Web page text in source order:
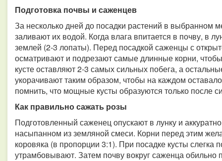
Подготовка почвы и саженцев
За несколько дней до посадки растений в выбранном
заливают их водой. Когда влага впитается в почву, в
землей (2-3 лопаты). Перед посадкой саженцы с
осматривают и подрезают самые длинные корни,
кусте оставляют 2-3 самых сильных побега, а
укорачивают таким образом, чтобы на каждом
помнить, что мощные кусты образуются только после
Как правильно сажать розы
Подготовленный саженец опускают в лунку и
насыпанном из земляной смеси. Корни перед этим
коровяка (в пропорции 3:1). При посадке кусты слегка
утрамбовывают. Затем почву вокруг саженца обильно